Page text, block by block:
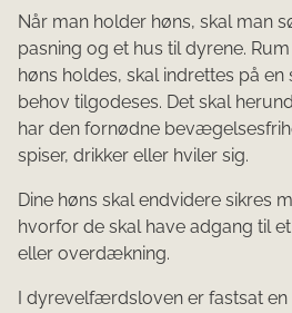
Når man holder høns, skal man
pasning og et hus til dyrene.
høns holdes, skal indrettes på
behov tilgodeses. Det skal
har den fornødne
spiser, drikker eller hviler sig.
Dine høns skal endvidere sikres
hvorfor de skal have adgang til
eller overdækning.
I dyrevelfærdsloven er fastsat